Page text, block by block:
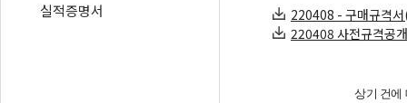
실적증명서
220408 - 구매규격
220408 사전규격공
상기 건에